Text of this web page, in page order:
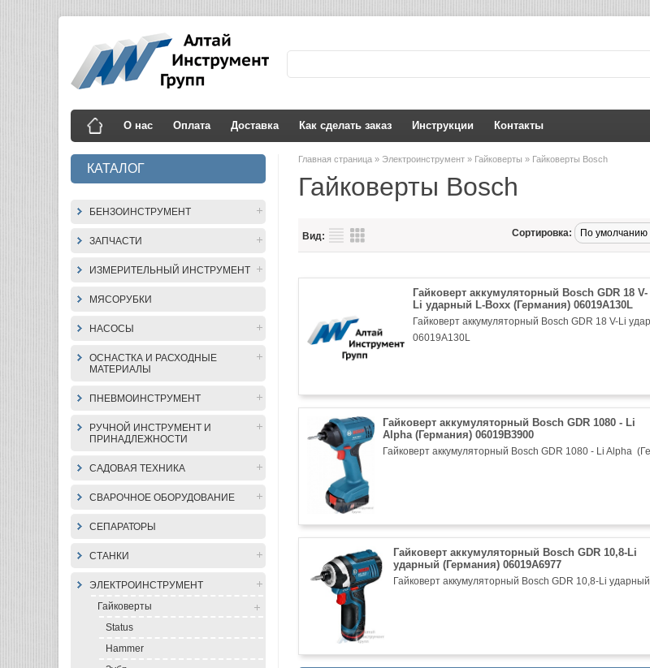
О нас Оплата Доставка Как сделать заказ Инструкции Контакты
КАТАЛОГ
БЕНЗОИНСТРУМЕНТ
ЗАПЧАСТИ
ИЗМЕРИТЕЛЬНЫЙ ИНСТРУМЕНТ
МЯСОРУБКИ
НАСОСЫ
ОСНАСТКА И РАСХОДНЫЕ
МАТЕРИАЛЫ
ПНЕВМОИНСТРУМЕНТ
РУЧНОЙ ИНСТРУМЕНТ И
ПРИНАДЛЕЖНОСТИ
САДОВАЯ ТЕХНИКА
СВАРОЧНОЕ ОБОРУДОВАНИЕ
СЕПАРАТОРЫ
СТАНКИ
ЭЛЕКТРОИНСТРУМЕНТ
Гайковерты
Status
Hammer
Главная страница » Электроинструмент » Гайковерты » Гайковерты Bosch
Гайковерты Bosch
Вид: Сортировка:
Гайковерт аккумуляторный Bosch GDR 18 V-
Li ударный L-Boxx (Германия) 06019A130L
Гайковерт аккумуляторный Bosch GDR 18 V-Li
06019A130L
Гайковерт аккумуляторный Bosch GDR 1080 - Li
Alpha (Германия) 06019B3900
Гайковерт аккумуляторный Bosch GDR 1080 - Li Alpha
Гайковерт аккумуляторный Bosch GDR 10,8-Li
ударный (Германия) 06019A6977
Гайковерт аккумуляторный Bosch GDR 10,8-Li